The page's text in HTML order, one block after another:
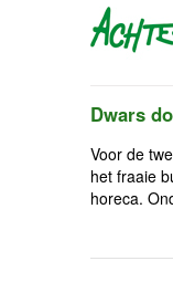
Dwars
Voor de
het fraaie
horeca.